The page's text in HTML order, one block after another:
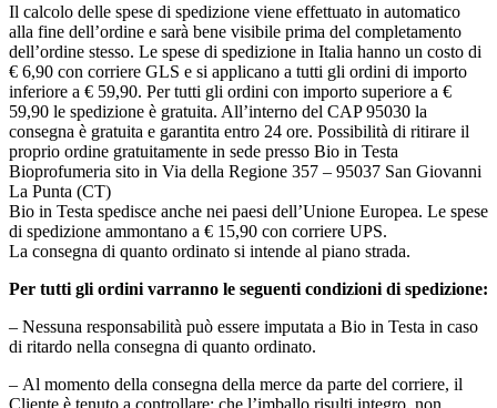
Il calcolo delle spese di spedizione viene effettuato in automatico
alla fine dell’ordine e sarà bene visibile prima del completamento
dell’ordine stesso. Le spese di spedizione in Italia hanno un costo di
€ 6,90 con corriere GLS e si applicano a tutti gli ordini di importo
inferiore a € 59,90. Per tutti gli ordini con importo superiore a €
59,90 le spedizione è gratuita. All’interno del CAP 95030 la
consegna è gratuita e garantita entro 24 ore. Possibilità di ritirare il
proprio ordine gratuitamente in sede presso Bio in Testa
Bioprofumeria sito in Via della Regione 357 – 95037 San Giovanni
La Punta (CT)
Bio in Testa spedisce anche nei paesi dell’Unione Europea. Le spese
di spedizione ammontano a € 15,90 con corriere UPS.
La consegna di quanto ordinato si intende al piano strada.
Per tutti gli ordini varranno le seguenti condizioni di spedizione:
– Nessuna responsabilità può essere imputata a Bio in Testa in caso
di ritardo nella consegna di quanto ordinato.
– Al momento della consegna della merce da parte del corriere, il
Cliente è tenuto a controllare: che l’imballo risulti integro, non